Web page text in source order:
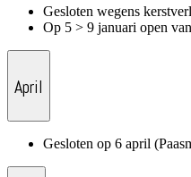
Gesloten wegens
Op 5 > 9 januari open
April
Gesloten op 6 april